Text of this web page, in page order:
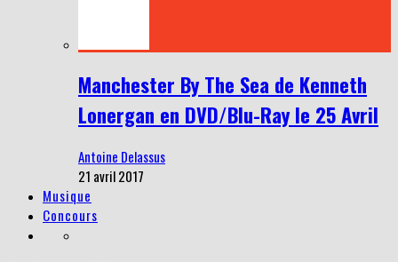
Manchester By The Sea de Kenneth
Lonergan en DVD/Blu-Ray le 25 Avril
Antoine Delassus
21 avril 2017
Musique
Concours